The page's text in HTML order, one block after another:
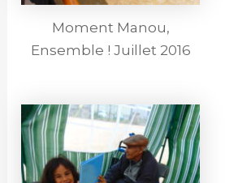
Moment Manou,
Ensemble ! Juillet 2016